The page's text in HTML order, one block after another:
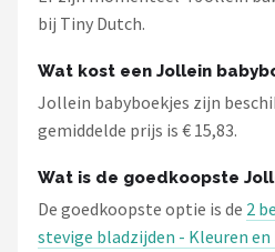
bij Tiny Dutch.
Wat kost een Jollein
Jollein babyboekjes zijn
gemiddelde prijs is € 15,83.
Wat is de goedkoopste
De goedkoopste optie is de 2
stevige bladzijden - Kleuren